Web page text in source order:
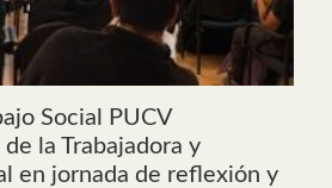
Social PUCV
la Trabajadora y
en jornada de reflexión y